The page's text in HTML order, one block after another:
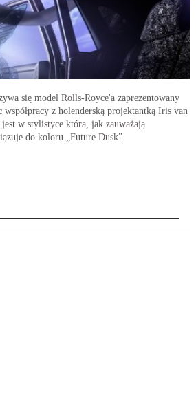
się model Rolls-Royce'a zaprezentowany
z holenderską projektantką Iris van
w stylistyce która, jak zauważają
do koloru „Future Dusk”.